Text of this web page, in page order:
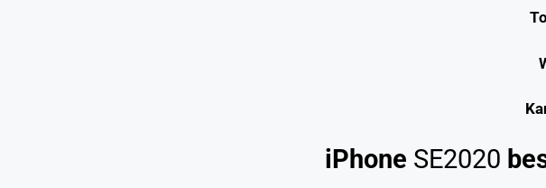
iPhone SE2020